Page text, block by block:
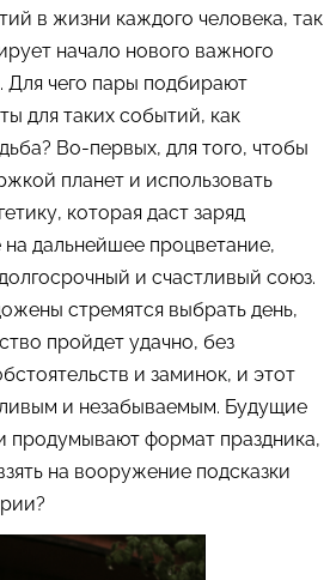
в жизни каждого человека, так
начало нового важного
Для чего пары подбирают
для таких событий, как
Во-первых, для того, чтобы
планет и использовать
которая даст заряд
дальнейшее процветание,
и счастливый союз.
стремятся выбрать день,
пройдет удачно, без
и заминок, и этот
и незабываемым. Будущие
продумывают формат праздника,
на вооружение подсказки